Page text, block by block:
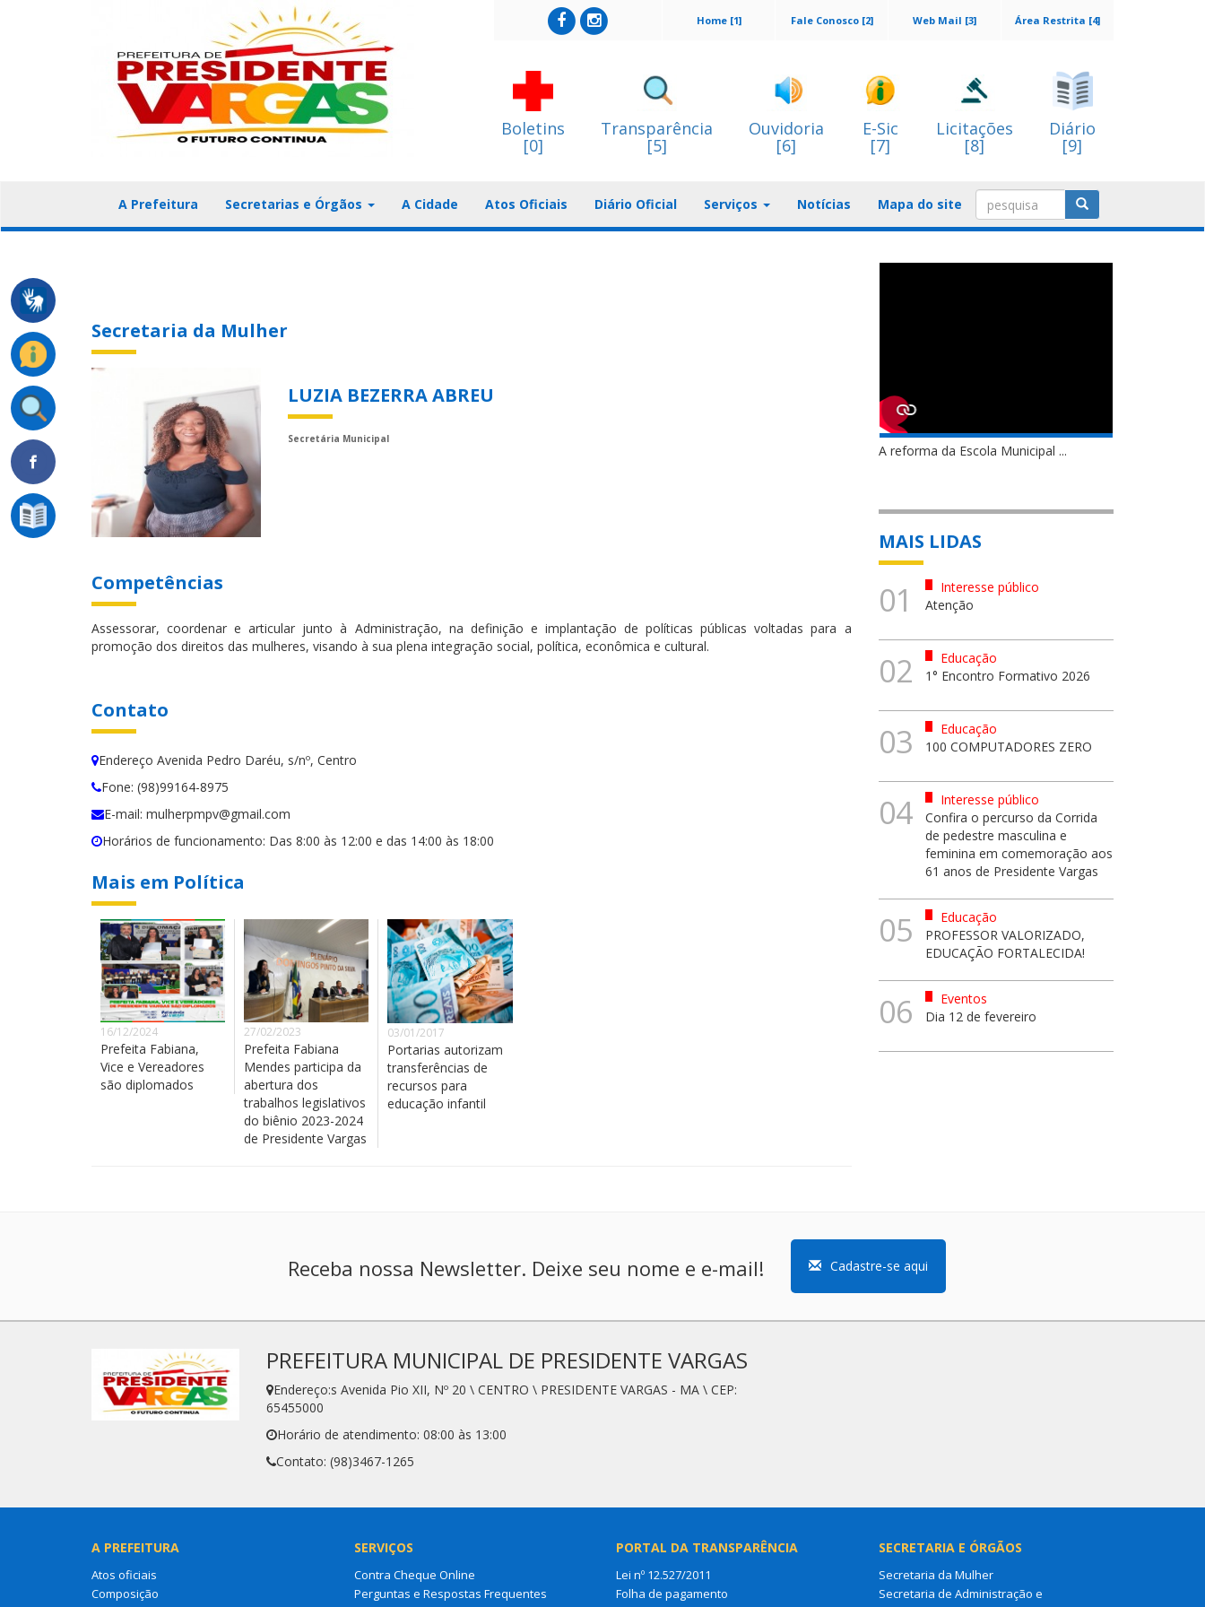
Área Restrita [4]
Web Mail [3]
Fale Conosco [2]
Home [1]
Boletins
[0]
Transparência
[5]
Ouvidoria
[6]
E-Sic
[7]
Licitações
[8]
Diário
[9]
A Prefeitura Secretarias e Órgãos A Cidade Atos Oficiais Diário Oficial Serviços Notícias Mapa do site
Secretaria da Mulher
LUZIA BEZERRA ABREU
Secretária Municipal
Competências
Assessorar, coordenar e articular junto à Administração, na definição e implantação de políticas públicas voltadas para a
promoção dos direitos das mulheres, visando à sua plena integração social, política, econômica e cultural.
Contato
Endereço Avenida Pedro Daréu, s/nº, Centro
Fone: (98)99164-8975
E-mail: mulherpmpv@gmail.com
Horários de funcionamento: Das 8:00 às 12:00 e das 14:00 às 18:00
Mais em Política
16/12/2024
Prefeita Fabiana,
Vice e Vereadores
são diplomados
27/02/2023
Prefeita Fabiana
Mendes participa da
abertura dos
trabalhos legislativos
do biênio 2023-2024
de Presidente Vargas
03/01/2017
Portarias autorizam
transferências de
recursos para
educação infantil
A reforma da Escola Municipal ...
MAIS LIDAS
01
Interesse público
Atenção
02
Educação
1° Encontro Formativo 2026
03
Educação
100 COMPUTADORES ZERO
04
Interesse público
Confira o percurso da Corrida
de pedestre masculina e
feminina em comemoração aos
61 anos de Presidente Vargas
05
Educação
PROFESSOR VALORIZADO,
EDUCAÇÃO FORTALECIDA!
06
Eventos
Dia 12 de fevereiro
Receba nossa Newsletter. Deixe seu nome e e-mail! Cadastre-se aqui
PREFEITURA MUNICIPAL DE PRESIDENTE VARGAS
Endereço:s Avenida Pio XII, Nº 20 \ CENTRO \ PRESIDENTE VARGAS - MA \ CEP:
65455000
Horário de atendimento: 08:00 às 13:00
Contato: (98)3467-1265
A PREFEITURA
Atos oficiais
Composição
SERVIÇOS
Contra Cheque Online
Perguntas e Respostas Frequentes
PORTAL DA TRANSPARÊNCIA
Lei nº 12.527/2011
Folha de pagamento
SECRETARIA E ÓRGÃOS
Secretaria da Mulher
Secretaria de Administração e